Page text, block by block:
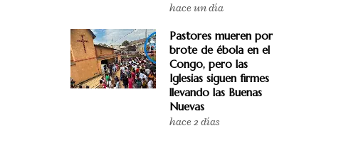
hace un día
Pastores mueren por
brote de ébola en el
Congo, pero las
Iglesias siguen firmes
llevando las Buenas
Nuevas
hace 2 días